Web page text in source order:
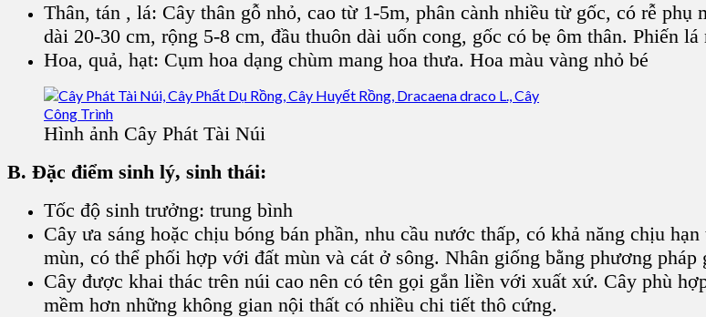
Thân, tán , lá: Cây thân gỗ nhỏ, cao từ 1-5m, phân cành nhiều từ gốc, có rễ
dài 20-30 cm, rộng 5-8 cm, đầu thuôn dài uốn cong, gốc có bẹ ôm thân. Phiến lá
Hoa, quả, hạt: Cụm hoa dạng chùm mang hoa thưa. Hoa màu vàng nhỏ bé
Hình ảnh Cây Phát Tài Núi
B. Đặc điểm sinh lý, sinh thái:
Tốc độ sinh trưởng: trung bình
Cây ưa sáng hoặc chịu bóng bán phần, nhu cầu nước thấp, có khả năng chịu
mùn, có thể phối hợp với đất mùn và cát ở sông. Nhân giống bằng phương pháp
Cây được khai thác trên núi cao nên có tên gọi gắn liền với xuất xứ. Cây phù
mềm hơn những không gian nội thất có nhiều chi tiết thô cứng.